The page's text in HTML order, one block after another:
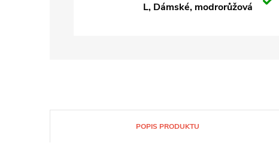
L, Dámské, modrorůžová
POPIS PRODUKTU